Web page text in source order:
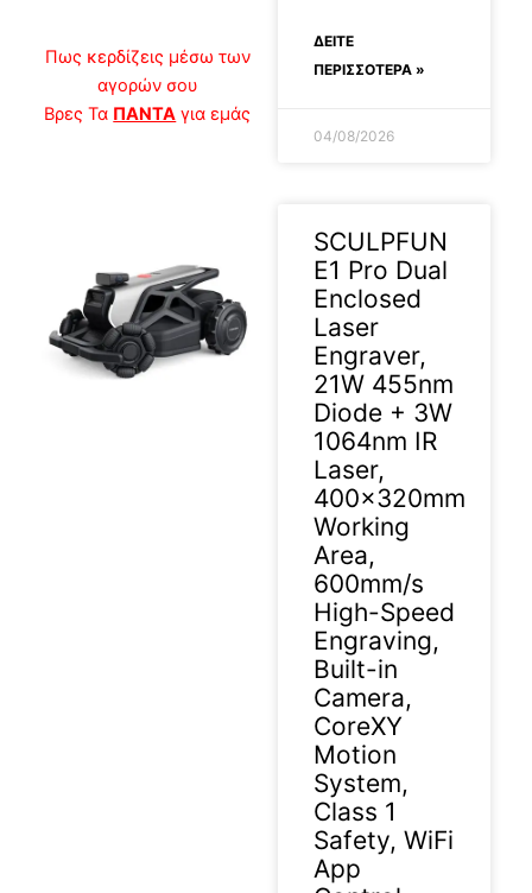
Πως κερδίζεις μέσω των
αγορών σου
Βρες Τα ΠΑΝΤΑ για εμάς
ΔΕΊΤΕ
ΠΕΡΙΣΣΟΤΕΡΑ »
04/08/2026
SCULPFUN
E1 Pro Dual
Enclosed
Laser
Engraver,
21W 455nm
Diode + 3W
1064nm IR
Laser,
400×320mm
Working
Area,
600mm/s
High-Speed
Engraving,
Built-in
Camera,
CoreXY
Motion
System,
Class 1
Safety, WiFi
App